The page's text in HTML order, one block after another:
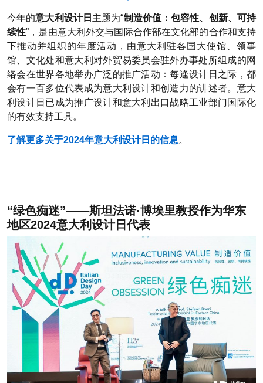
今年的意大利设计日 主题为“制造价值：包容性、创新、可持
续性”，是由意大利外交与国际合作部在文化部的合作和支持
下推动并组织的年度活动，由意大利驻各国大使馆、领事
馆、文化处和意大利对外贸易委员会驻外办事处所组成的网
络会在世界各地举办广泛的推广活动：每逢设计日之际，都
会有一百多位代表成为意大利设计和创造力的讲述者。意大
利设计日已成为推广设计和意大利出口战略工业部门国际化
的有效支持工具。
了解更多关于2024年意大利设计日的信息。
“绿色痴迷”——斯坦法诺·博埃里教授作为华东
地区2024意大利设计日代表